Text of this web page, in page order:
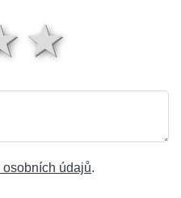
4
hvězdy
osobních údajů.